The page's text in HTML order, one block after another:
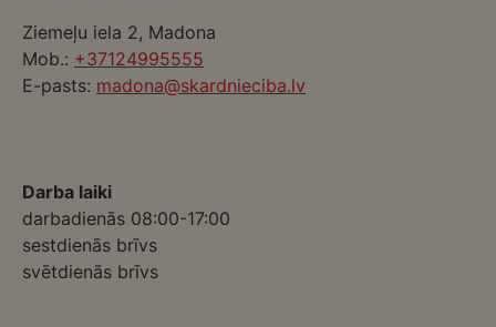
Ziemeļu iela 2, Madona
Mob.: +37124995555
E-pasts: madona@skardnieciba.lv
Darba laiki
darbadienās 08:00-17:00
sestdienās brīvs
svētdienās brīvs